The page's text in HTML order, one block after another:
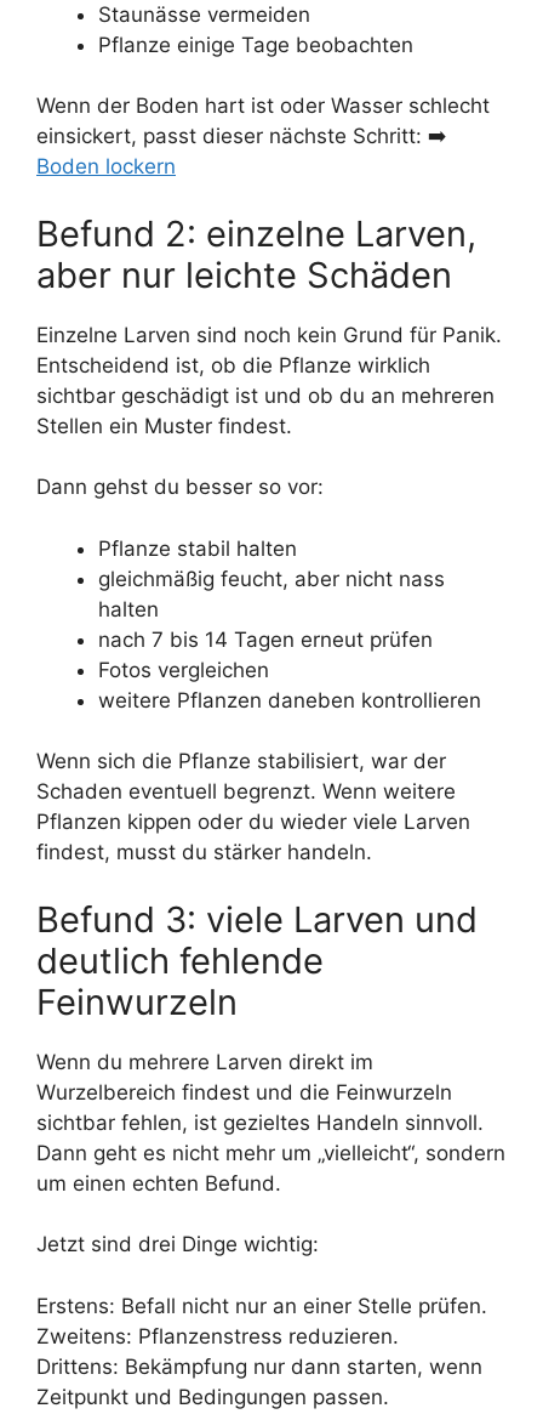
Staunässe vermeiden
Pflanze einige Tage beobachten
Wenn der Boden hart ist oder Wasser schlecht
einsickert, passt dieser nächste Schritt: ➡️
Boden lockern
Befund 2: einzelne Larven,
aber nur leichte Schäden
Einzelne Larven sind noch kein Grund für Panik.
Entscheidend ist, ob die Pflanze wirklich
sichtbar geschädigt ist und ob du an mehreren
Stellen ein Muster findest.
Dann gehst du besser so vor:
Pflanze stabil halten
gleichmäßig feucht, aber nicht nass
halten
nach 7 bis 14 Tagen erneut prüfen
Fotos vergleichen
weitere Pflanzen daneben kontrollieren
Wenn sich die Pflanze stabilisiert, war der
Schaden eventuell begrenzt. Wenn weitere
Pflanzen kippen oder du wieder viele Larven
findest, musst du stärker handeln.
Befund 3: viele Larven und
deutlich fehlende
Feinwurzeln
Wenn du mehrere Larven direkt im
Wurzelbereich findest und die Feinwurzeln
sichtbar fehlen, ist gezieltes Handeln sinnvoll.
Dann geht es nicht mehr um „vielleicht“, sondern
um einen echten Befund.
Jetzt sind drei Dinge wichtig:
Erstens: Befall nicht nur an einer Stelle prüfen.
Zweitens: Pflanzenstress reduzieren.
Drittens: Bekämpfung nur dann starten, wenn
Zeitpunkt und Bedingungen passen.